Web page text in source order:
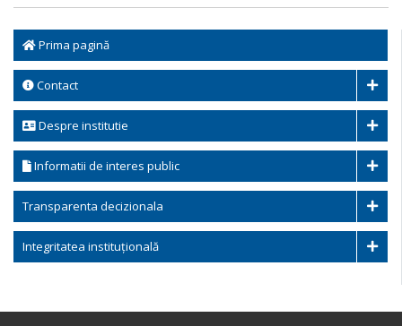
Prima pagină
Contact
Despre institutie
Informatii de interes public
Transparenta decizionala
Integritatea instituțională